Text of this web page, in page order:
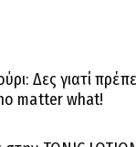
Δες γιατί
matter what!